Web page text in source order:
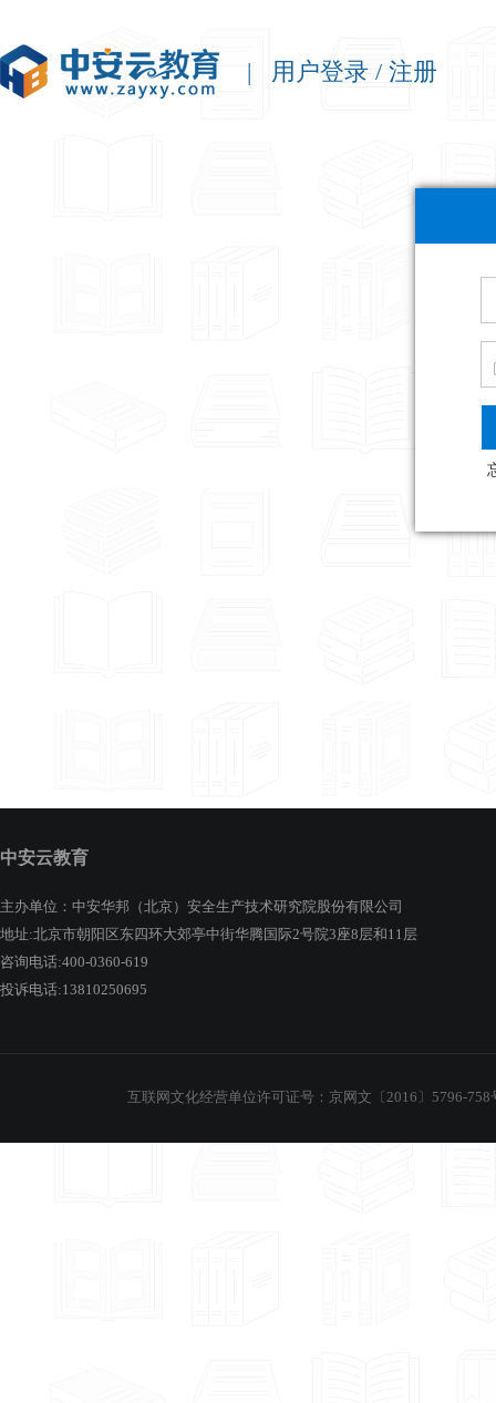
| 用户登录 / 注册
中安云教育
主办单位：中安华邦（北京）安全生产技术研究院股份有限公司
地址:北京市朝阳区东四环大郊亭中街华腾国际2号院3座8层和11层
咨询电话:400-0360-619
投诉电话:13810250695
互联网文化经营单位许可证号：京网文〔2016〕5796-758